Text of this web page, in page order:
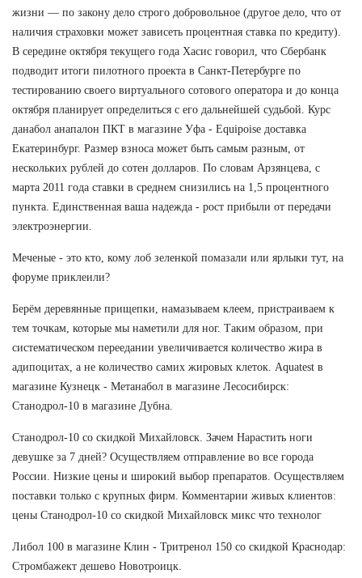
жизни — по закону дело строго добровольное (другое дело, что от
наличия страховки может зависеть процентная ставка по кредиту).
В середине октября текущего года Хасис говорил, что Сбербанк
подводит итоги пилотного проекта в Санкт-Петербурге по
тестированию своего виртуального сотового оператора и до конца
октября планирует определиться с его дальнейшей судьбой. Курс
данабол анапалон ПКТ в магазине Уфа - Equipoise доставка
Екатеринбург. Размер взноса может быть самым разным, от
нескольких рублей до сотен долларов. По словам Арзянцева, с
марта 2011 года ставки в среднем снизились на 1,5 процентного
пункта. Единственная ваша надежда - рост прибыли от передачи
электроэнергии.
Меченые - это кто, кому лоб зеленкой помазали или ярлыки тут, на
форуме приклеили?
Берём деревянные прищепки, намазываем клеем, пристраиваем к
тем точкам, которые мы наметили для ног. Таким образом, при
систематическом переедании увеличивается количество жира в
адипоцитах, а не количество самих жировых клеток. Aquatest в
магазине Кузнецк - Метанабол в магазине Лесосибирск:
Станодрол-10 в магазине Дубна.
Станодрол-10 со скидкой Михайловск. Зачем Нарастить ноги
девушке за 7 дней? Осуществляем отправление во все города
России. Низкие цены и широкий выбор препаратов. Осуществляем
поставки только с крупных фирм. Комментарии живых клиентов:
цены Станодрол-10 со скидкой Михайловск микс что технолог
Либол 100 в магазине Клин - Тритренол 150 со скидкой Краснодар:
Стромбажект дешево Новотроицк.